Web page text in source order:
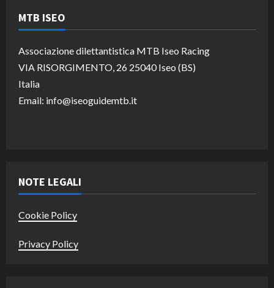
MTB ISEO
Associazione dilettantistica MTB Iseo Racing
VIA RISORGIMENTO, 26 25040 Iseo (BS)
Italia
Email: info@iseoguidemtb.it
NOTE LEGALI
Cookie Policy
Privacy Policy